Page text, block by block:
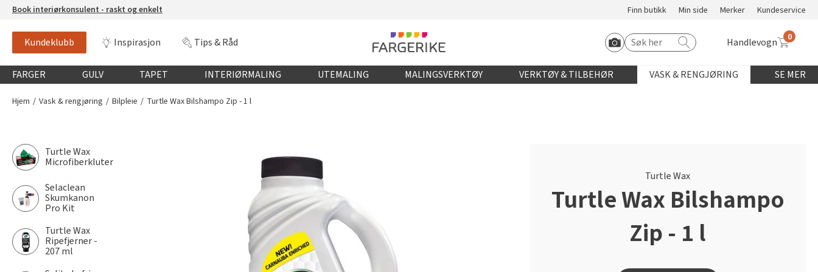
Book interiørkonsulent - raskt og enkelt Finn butikk Min side Merker Kundeservice
Kundeklubb Inspirasjon Tips & Råd Start Roomvo
Søk etter: Handlevogn 0
Globalnavigasjon mobil
FARGER GULV TAPET INTERIØRMALING UTEMALING MALINGSVERKTØY VERKTØY & TILBEHØR VASK & RENGJØRING SE MER
Hjem Vask & rengjøring Bilpleie Turtle Wax Bilshampo Zip - 1 l
Turtle Wax
Microfiberkluter
Selaclean
Skumkanon
Pro Kit
Turtle Wax
Ripefjerner -
207 ml
Turtle Wax
Turtle Wax Bilshampo
Zip - 1 l